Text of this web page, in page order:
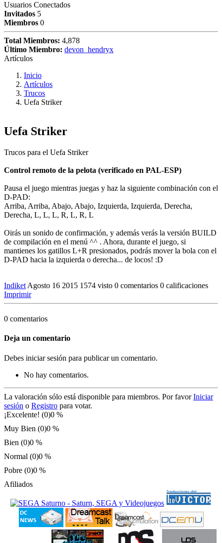
Usuarios Conectados
Invitados 5
Miembros 0
Total Miembros: 4,878
Último Miembro: devon_hendryx
Artículos
Inicio
Artículos
Trucos
Uefa Striker
Uefa Striker
Trucos para el Uefa Striker
Control remoto de la pelota (verificado en PAL-ESP)
Pausa el juego mientras juegas y haz la siguiente combinación con el
D-PAD:
Arriba, Arriba, Abajo, Abajo, Izquierda, Izquierda, Derecha,
Derecha, L, L, L, R, L, R, L
Oirás un sonido de confirmación, y además verás la versión BUILD
de compilación en el menú ^^ . Ahora, durante el juego, si
mantienes los gatillos L+R presionados, podrás mover la bola con el
D-PAD hacia la izquierda o derecha... de locos! :D
Indiket Agosto 16 2015 1574 visto 0 comentarios 0 calificaciones
Imprimir
0 comentarios
Deja un comentario
Debes iniciar sesión para publicar un comentario.
No hay comentarios.
La valoración sólo está disponible para miembros. Por favorIniciar
sesión o Registro para votar.
¡Excelente! (0)0 %
Muy Bien (0)0 %
Bien (0)0 %
Normal (0)0 %
Pobre (0)0 %
Afiliados